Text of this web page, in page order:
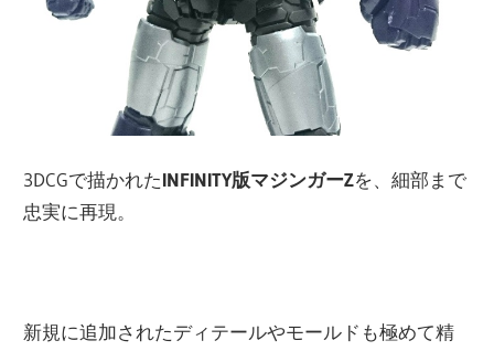
3DCGで描かれたINFINITY版マジンガーZを、細部まで
忠実に再現。
新規に追加されたディテールやモールドも極めて精